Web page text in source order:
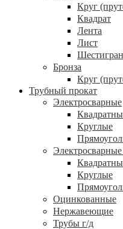
Круг
Квадрат
Лента
Лист
Бронза
Круг
Трубный прокат
Электросварные
Круглые
Круглые
Оцинкованные
Нержавеющие
Трубы г/д